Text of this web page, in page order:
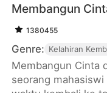
Membangun
1380455
Genre: Kelahiran
Membangun Cinta
seorang